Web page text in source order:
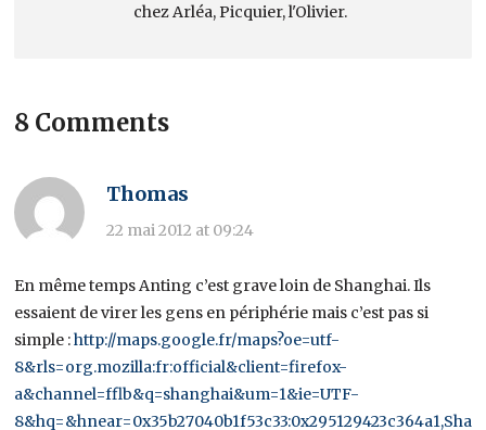
chez Arléa, Picquier, l'Olivier.
8 Comments
Thomas
22 mai 2012 at 09:24
En même temps Anting c’est grave loin de Shanghai. Ils
essaient de virer les gens en périphérie mais c’est pas si
simple :http://maps.google.fr/maps?oe=utf-
8&rls=org.mozilla:fr:official&client=firefox-
a&channel=fflb&q=shanghai&um=1&ie=UTF-